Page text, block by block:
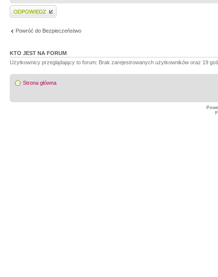
Wyślij odpowiedź
Powróć do Bezpieczeństwo
KTO JEST NA FORUM
Użytkownicy przeglądający to forum: Brak zarejestrowanych użytkowników oraz 19
Strona główna